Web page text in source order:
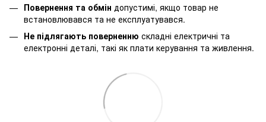
Повернення та обмін допустимі, якщо товар не
встановлювався та не експлуатувався.
Не підлягають поверненню складні електричні та
електронні деталі, такі як плати керування та живлення.